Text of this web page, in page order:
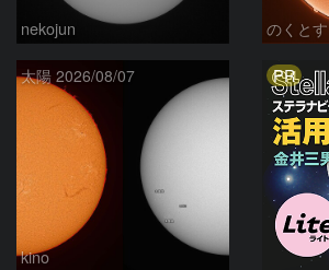
nekojun のくとす
太陽 2026/08/07
kino
PR